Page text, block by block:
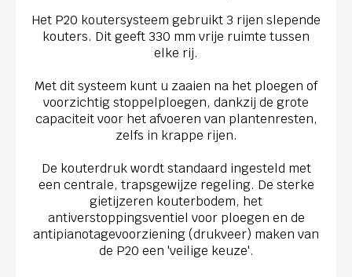
Het P20 koutersysteem gebruikt 3 rijen slepende
kouters. Dit geeft 330 mm vrije ruimte tussen
elke rij.
Met dit systeem kunt u zaaien na het ploegen of
voorzichtig stoppelploegen, dankzij de grote
capaciteit voor het afvoeren van plantenresten,
zelfs in krappe rijen.
De kouterdruk wordt standaard ingesteld met
een centrale, trapsgewijze regeling. De sterke
gietijzeren kouterbodem, het
antiverstoppingsventiel voor ploegen en de
antipianotagevoorziening (drukveer) maken van
de P20 een 'veilige keuze'.